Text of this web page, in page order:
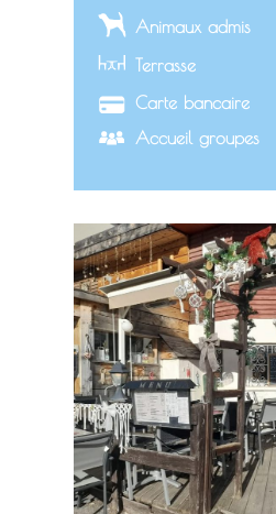
Animaux admis
Terrasse
Carte bancaire
Accueil groupes